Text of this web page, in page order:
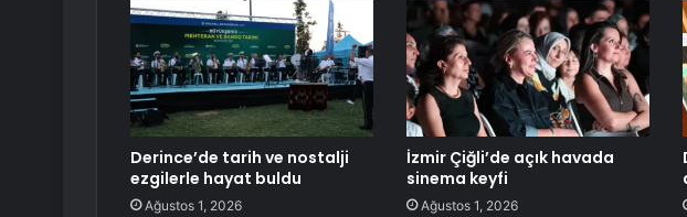
Derince’de tarih ve nostalji
ezgilerle hayat buldu
Ağustos 1, 2026
İzmir Çiğli’de açık havada
sinema keyfi
Ağustos 1, 2026